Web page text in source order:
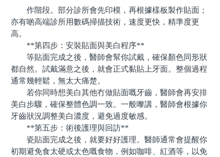
作階段。部分診所會先印模，再根據樣板製作貼面；
亦有啲高端診所用數碼掃描技術，速度更快，精準度更
高。
**第四步：安裝貼面與美白程序**
等貼面完成之後，醫師會幫你試戴，確保顏色同形狀
都自然。試戴滿意之後，就會正式黏貼上牙面。整個過程
通常幾輕鬆，無太大痛楚。
若你同時想美白其他冇做貼面嘅牙齒，醫師會再安排
美白步驟，確保整體色調一致。一般嚟講，醫師會根據你
牙齒狀況調整美白濃度，避免過度敏感。
**第五步：術後護理與回訪**
瓷貼面完成之後，就要好好護理。醫師通常會提醒你
初期避免食太硬或太色嘅食物，例如咖啡、紅酒等，以免